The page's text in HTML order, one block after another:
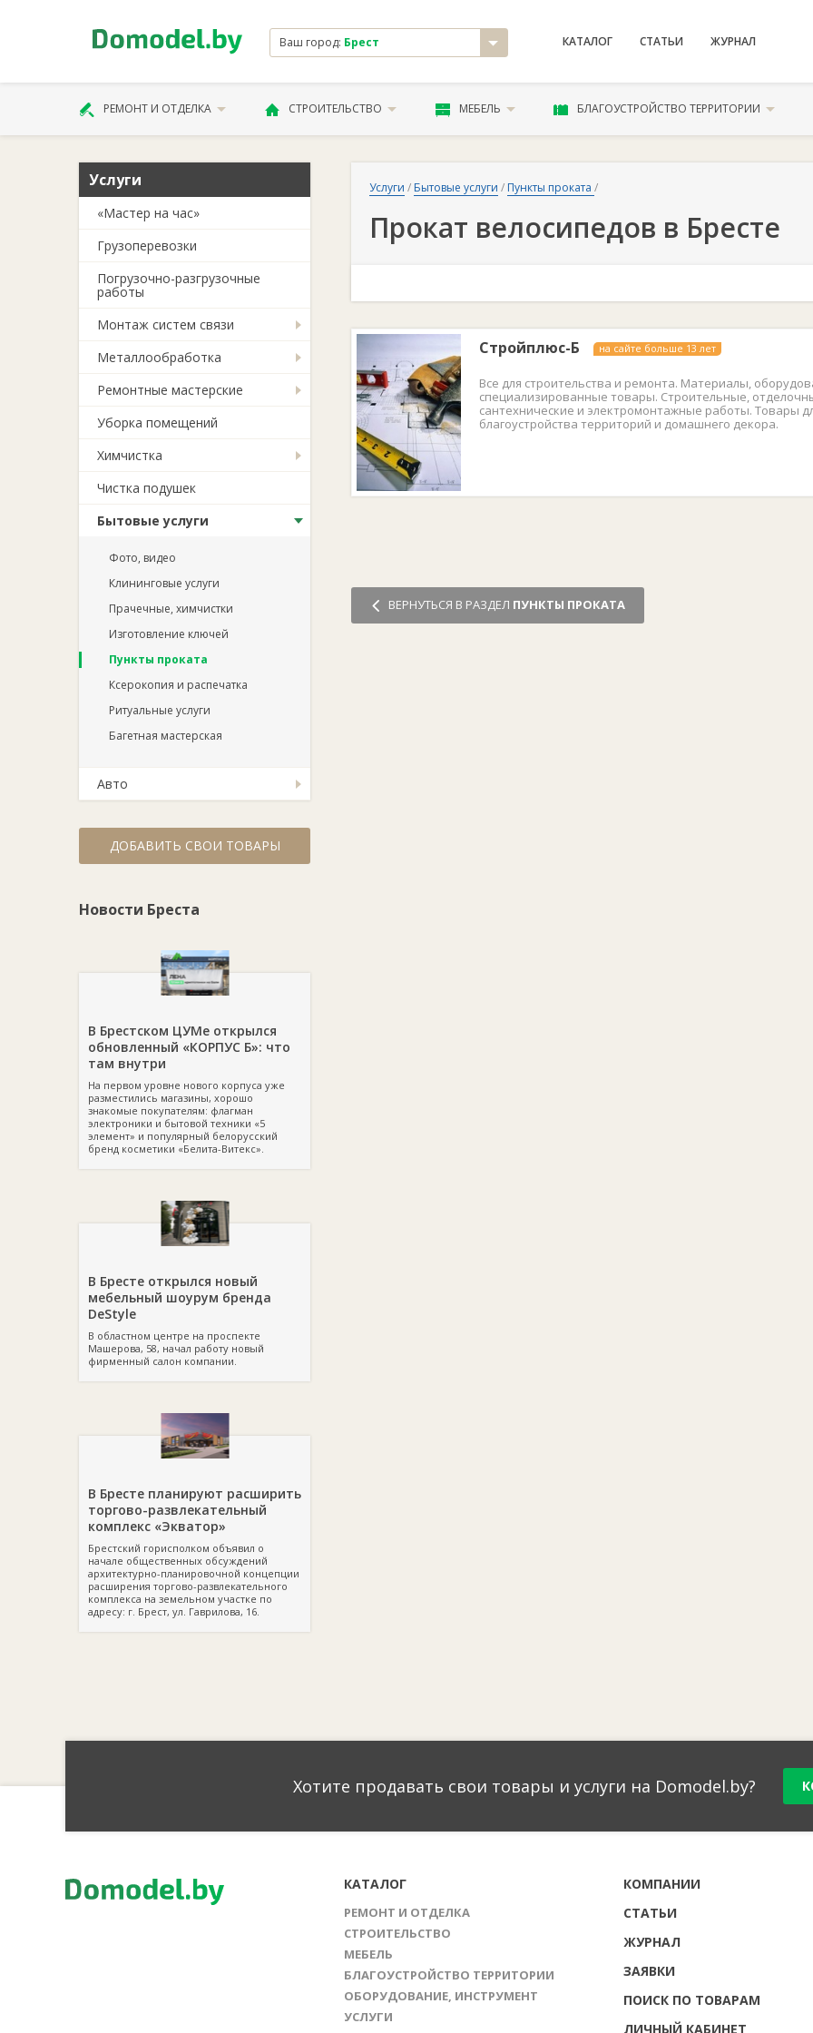
Ваш город: Брест КАТАЛОГ СТАТЬИ ЖУРНАЛ
РЕМОНТ И ОТДЕЛКА СТРОИТЕЛЬСТВО МЕБЕЛЬ БЛАГОУСТРОЙСТВО ТЕРРИТОРИИ
Услуги
«Мастер на час»
Грузоперевозки
Погрузочно-разгрузочные
работы
Монтаж систем связи
Металлообработка
Ремонтные мастерские
Уборка помещений
Химчистка
Чистка подушек
Бытовые услуги
Фото, видео
Клининговые услуги
Прачечные, химчистки
Изготовление ключей
Пункты проката
Ксерокопия и распечатка
Ритуальные услуги
Багетная мастерская
Авто
ДОБАВИТЬ СВОИ ТОВАРЫ
Новости Бреста
В Брестском ЦУМе открылся
обновленный «КОРПУС Б»: что
там внутри
На первом уровне нового корпуса уже
разместились магазины, хорошо
знакомые покупателям: флагман
электроники и бытовой техники «5
элемент» и популярный белорусский
бренд косметики «Белита-Витекс».
В Бресте открылся новый
мебельный шоурум бренда
DeStyle
В областном центре на проспекте
Машерова, 58, начал работу новый
фирменный салон компании.
В Бресте планируют расширить
торгово-развлекательный
комплекс «Экватор»
Брестский горисполком объявил о
начале общественных обсуждений
архитектурно-планировочной концепции
расширения торгово-развлекательного
комплекса на земельном участке по
адресу: г. Брест, ул. Гаврилова, 16.
Услуги / Бытовые услуги / Пункты проката /
Прокат велосипедов в Бресте
Стройплюс-Б на сайте больше 13 лет
Все для строительства и ремонта. Материалы,
специализированные товары. Строительные,
сантехнические и электромонтажные работы. Товары
благоустройства территорий и домашнего декора.
ВЕРНУТЬСЯ В РАЗДЕЛ ПУНКТЫ ПРОКАТА
Хотите продавать свои товары и услуги на Domodel.by?
КАТАЛОГ
РЕМОНТ И ОТДЕЛКА
СТРОИТЕЛЬСТВО
МЕБЕЛЬ
БЛАГОУСТРОЙСТВО ТЕРРИТОРИИ
ОБОРУДОВАНИЕ, ИНСТРУМЕНТ
УСЛУГИ
КОМПАНИИ
СТАТЬИ
ЖУРНАЛ
ЗАЯВКИ
ПОИСК ПО ТОВАРАМ
ЛИЧНЫЙ КАБИНЕТ